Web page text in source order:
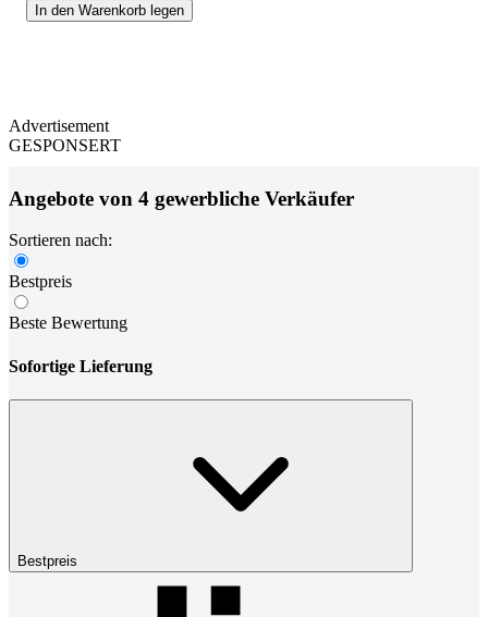
In den Warenkorb legen
Advertisement
GESPONSERT
Angebote von 4 gewerbliche Verkäufer
Sortieren nach:
Bestpreis
Beste Bewertung
Sofortige Lieferung
Bestpreis